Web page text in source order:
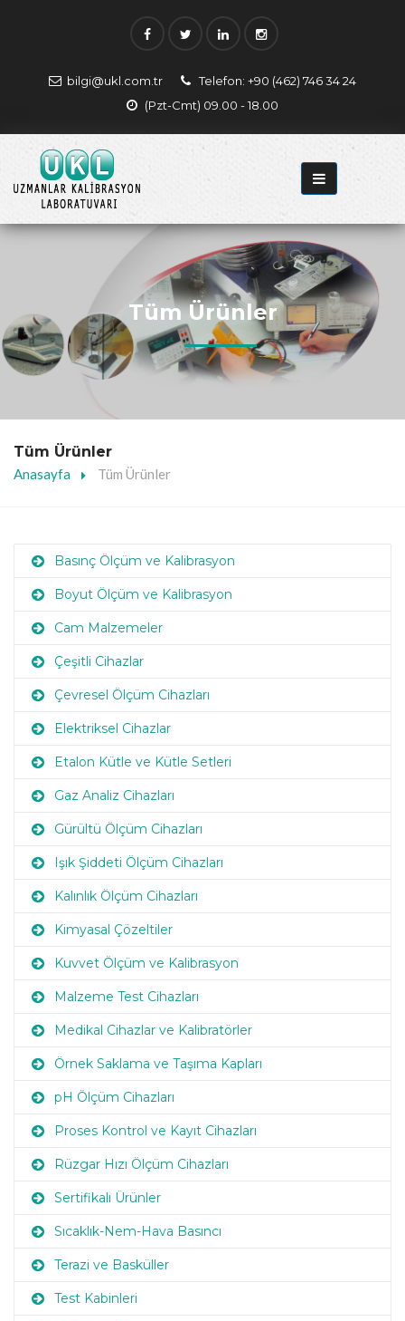
bilgi@ukl.com.tr
Telefon: +90 (462) 746 34 24
(Pzt-Cmt) 09.00 - 18.00
Tüm Ürünler
Tüm Ürünler
Anasayfa Tüm Ürünler
Basınç Ölçüm ve Kalibrasyon
Boyut Ölçüm ve Kalibrasyon
Cam Malzemeler
Çeşitli Cihazlar
Çevresel Ölçüm Cihazları
Elektriksel Cihazlar
Etalon Kütle ve Kütle Setleri
Gaz Analiz Cihazları
Gürültü Ölçüm Cihazları
Işık Şiddeti Ölçüm Cihazları
Kalınlık Ölçüm Cihazları
Kimyasal Çözeltiler
Kuvvet Ölçüm ve Kalibrasyon
Malzeme Test Cihazları
Medikal Cihazlar ve Kalibratörler
Örnek Saklama ve Taşıma Kapları
pH Ölçüm Cihazları
Proses Kontrol ve Kayıt Cihazları
Rüzgar Hızı Ölçüm Cihazları
Sertifikalı Ürünler
Sıcaklık-Nem-Hava Basıncı
Terazi ve Basküller
Test Kabinleri